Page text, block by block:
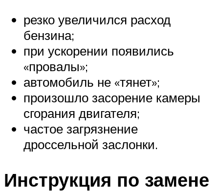
резко увеличился расход
бензина;
при ускорении появились
«провалы»;
автомобиль не «тянет»;
произошло засорение камеры
сгорания двигателя;
частое загрязнение
дроссельной заслонки.
Инструкция по замене